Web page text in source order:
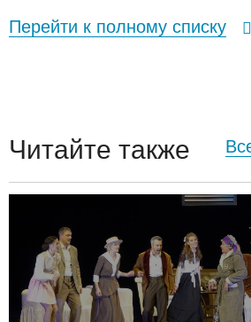
Перейти к полному списку
Читайте также